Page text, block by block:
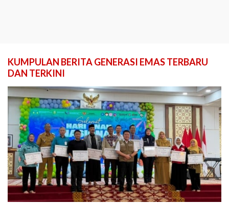
KUMPULAN BERITA GENERASI EMAS TERBARU
DAN TERKINI